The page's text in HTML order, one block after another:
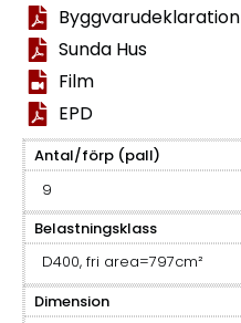
Byggvarudeklaration
Sunda Hus
Film
EPD
Antal/förp (pall)
9
Belastningsklass
D400, fri area=797cm²
Dimension